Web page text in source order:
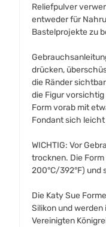
Reliefpulver
entweder für
Bastelprojekte zu
drücken,
die Ränder
die Figur
Form vorab mit
Fondant sich
WICHTIG: Vor
trocknen. Die
200°C/392°F) und
Die Katy Sue
Silikon und werden
Vereinigten